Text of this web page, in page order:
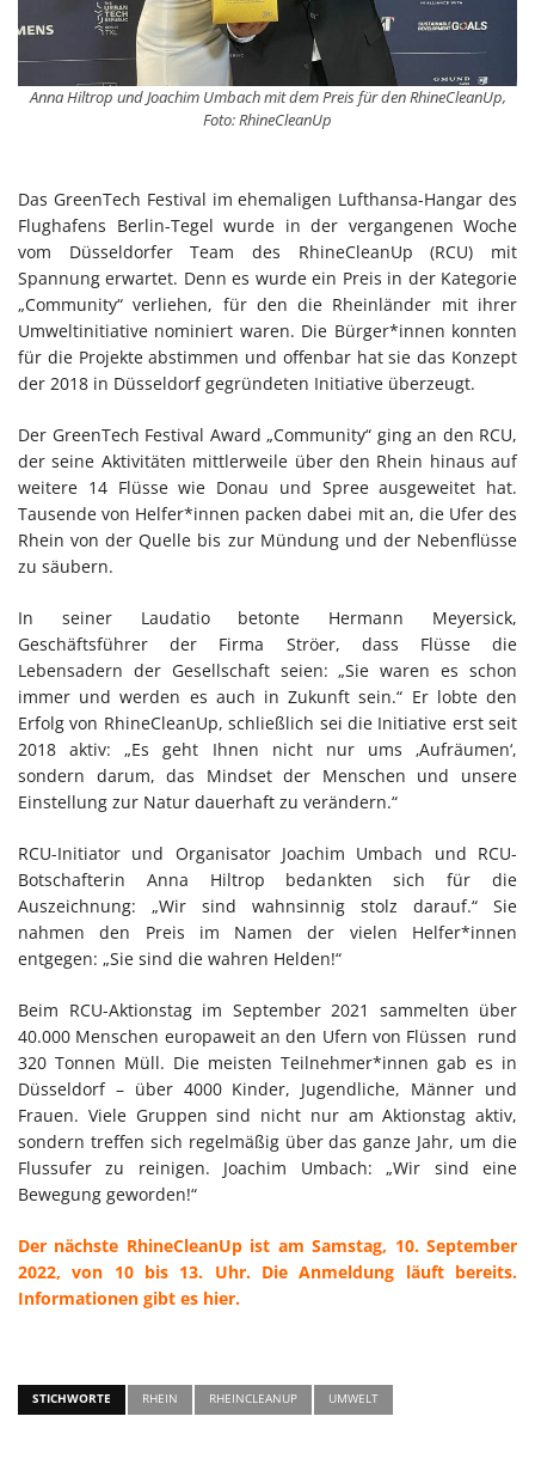
Anna Hiltrop und Joachim Umbach mit dem Preis für den RhineCleanUp,
Foto: RhineCleanUp
Das GreenTech Festival im ehemaligen Lufthansa-Hangar des
Flughafens Berlin-Tegel wurde in der vergangenen Woche
vom Düsseldorfer Team des RhineCleanUp (RCU) mit
Spannung erwartet. Denn es wurde ein Preis in der Kategorie
„Community“ verliehen, für den die Rheinländer mit ihrer
Umweltinitiative nominiert waren. Die Bürger*innen konnten
für die Projekte abstimmen und offenbar hat sie das Konzept
der 2018 in Düsseldorf gegründeten Initiative überzeugt.
Der GreenTech Festival Award „Community“ ging an den RCU,
der seine Aktivitäten mittlerweile über den Rhein hinaus auf
weitere 14 Flüsse wie Donau und Spree ausgeweitet hat.
Tausende von Helfer*innen packen dabei mit an, die Ufer des
Rhein von der Quelle bis zur Mündung und der Nebenflüsse
zu säubern.
In seiner Laudatio betonte Hermann Meyersick,
Geschäftsführer der Firma Ströer, dass Flüsse die
Lebensadern der Gesellschaft seien: „Sie waren es schon
immer und werden es auch in Zukunft sein.“ Er lobte den
Erfolg von RhineCleanUp, schließlich sei die Initiative erst seit
2018 aktiv: „Es geht Ihnen nicht nur ums ‚Aufräumen‘,
sondern darum, das Mindset der Menschen und unsere
Einstellung zur Natur dauerhaft zu verändern.“
RCU-Initiator und Organisator Joachim Umbach und RCU-
Botschafterin Anna Hiltrop bedankten sich für die
Auszeichnung: „Wir sind wahnsinnig stolz darauf.“ Sie
nahmen den Preis im Namen der vielen Helfer*innen
entgegen: „Sie sind die wahren Helden!“
Beim RCU-Aktionstag im September 2021 sammelten über
40.000 Menschen europaweit an den Ufern von Flüssen rund
320 Tonnen Müll. Die meisten Teilnehmer*innen gab es in
Düsseldorf – über 4000 Kinder, Jugendliche, Männer und
Frauen. Viele Gruppen sind nicht nur am Aktionstag aktiv,
sondern treffen sich regelmäßig über das ganze Jahr, um die
Flussufer zu reinigen. Joachim Umbach: „Wir sind eine
Bewegung geworden!“
Der nächste RhineCleanUp ist am Samstag, 10. September
2022, von 10 bis 13. Uhr. Die Anmeldung läuft bereits.
Informationen gibt es hier.
STICHWORTE RHEIN RHEINCLEANUP UMWELT